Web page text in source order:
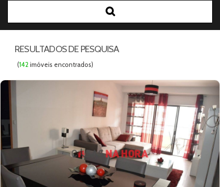
Preço Mínimo Preço Máximo
apenas imoveis de bancos
Referência
RESULTADOS DE PESQUISA
(142 imóveis encontrados)